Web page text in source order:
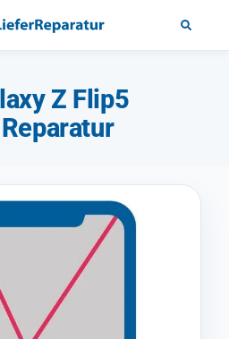
Z Flip5